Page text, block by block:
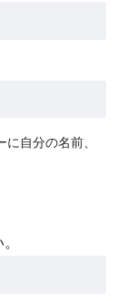
自分の名前、